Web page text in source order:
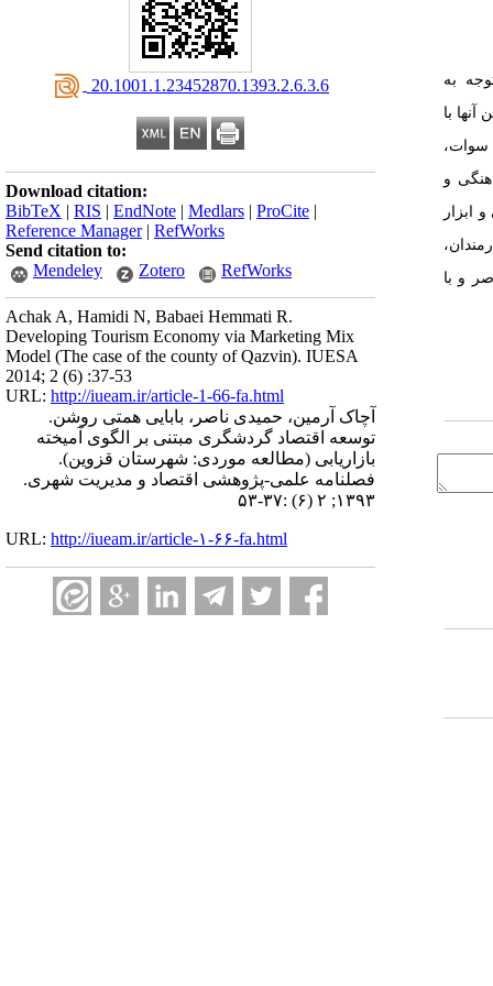
‎ 20.1001.1.23452870.1393.2.6.3.6
Download citation:
BibTeX | RIS | EndNote | Medlars | ProCite |
Reference Manager| RefWorks
Send citation to:
Mendeley
Zotero RefWorks
Achak A, Hamidi N, Babaei Hemmati R.
Developing Tourism Economy via Marketing Mix
Model (The case of the county of Qazvin). IUESA
2014; 2 (6) :37-53
URL: http://iueam.ir/article-1-66-fa.html
آچاک آرمین، حمیدی ناصر، بابایی همتی روشن.
توسعه اقتصاد گردشگری مبتنی بر الگوی آمیخته
بازاریابی (مطالعه موردی: شهرستان قزوین).
فصلنامه علمی-پژوهشی اقتصاد و مدیریت شهری.
۱۳۹۳; ۲ (۶) :۳۷-۵۳
URL: http://iueam.ir/article-۱-۶۶-fa.html
به
با
سوات،
و
ابزار
و با